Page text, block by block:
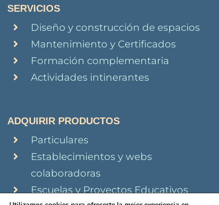
SERVICIOS
Diseño y construcción de espacios
Mantenimiento y Certificados
Formación complementaria
Actividades intinerantes
ADQUIRIR PRODUCTOS
Particulares
Establecimientos y webs
colaboradoras
Escuelas y Proyectos Educativos